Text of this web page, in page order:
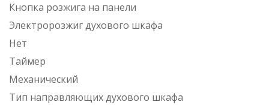
Кнопка розжига на панели
Электророзжиг духового шкафа
Нет
Таймер
Механический
Тип направляющих духового шкафа